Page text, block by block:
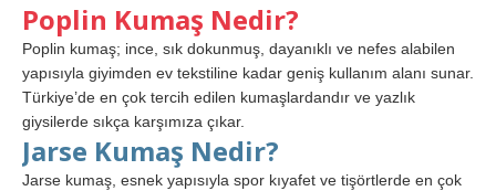
Poplin Kumaş Nedir?
Poplin kumaş; ince, sık dokunmuş, dayanıklı ve nefes alabilen
yapısıyla giyimden ev tekstiline kadar geniş kullanım alanı sunar.
Türkiye’de en çok tercih edilen kumaşlardandır ve yazlık
giysilerde sıkça karşımıza çıkar.
Jarse Kumaş Nedir?
Jarse kumaş, esnek yapısıyla spor kıyafet ve tişörtlerde en çok